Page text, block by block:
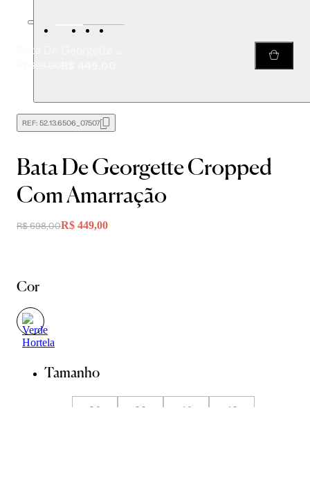
R$ 698,00
REF: 52.13.6506_07507
Bata De Georgette Cropped
Com Amarração
R$ 698,00R$ 449,00
Cor
Tamanho
36 38 40 42